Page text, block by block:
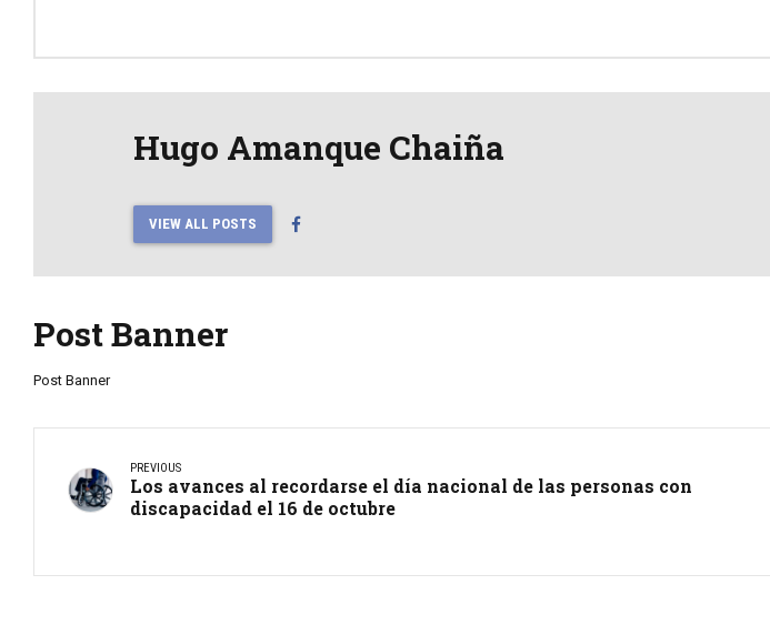
Hugo Amanque Chaiña
VIEW ALL POSTS
Post Banner
Post Banner
PREVIOUS
Los avances al recordarse el día nacional de las personas con
discapacidad el 16 de octubre